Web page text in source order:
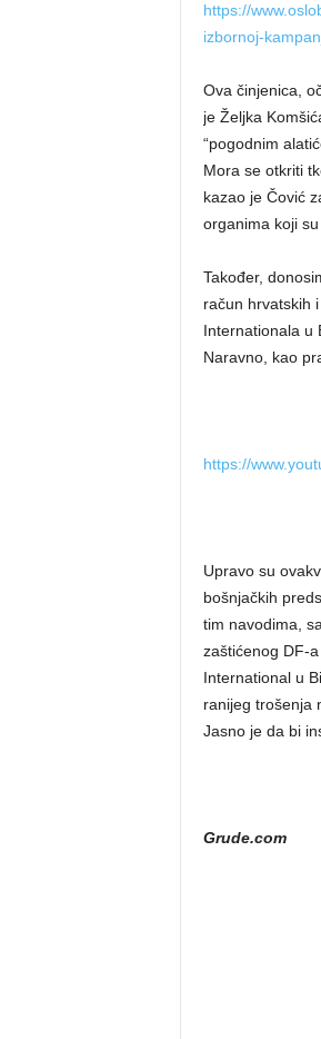
https://
izbornoj-
Ova činjenica,
je Željka
“pogodnim
Mora se otkriti
kazao je Čović
organima koji
Također,
račun hrvatskih
Internationala u
Naravno, kao
https://
Upravo su
bošnjačkih
tim navodima,
zaštićenog DF-
International u
ranijeg trošenja
Jasno je da bi
Grude.com